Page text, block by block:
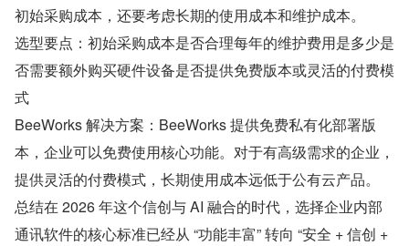
初始采购成本，还要考虑长期的使用成本和维护成本。
选型要点：初始采购成本是否合理每年的维护费用是多少是
否需要额外购买硬件设备是否提供免费版本或灵活的付费模
式
BeeWorks 解决方案：BeeWorks 提供免费私有化部署版
本，企业可以免费使用核心功能。对于有高级需求的企业，
提供灵活的付费模式，长期使用成本远低于公有云产品。
总结在 2026 年这个信创与 AI 融合的时代，选择企业内部
通讯软件的核心标准已经从 “功能丰富” 转向 “安全 + 信创 +